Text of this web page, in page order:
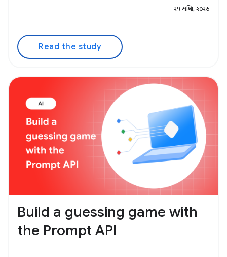
২৭ এপ্রিল, ২০২৬
Read the study
Build a guessing game with
the Prompt API